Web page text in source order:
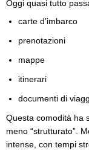
Oggi quasi tutto
carte d’imbarco
prenotazioni
mappe
itinerari
documenti di
Questa comodità ha
meno “strutturato”.
intense, con tempi